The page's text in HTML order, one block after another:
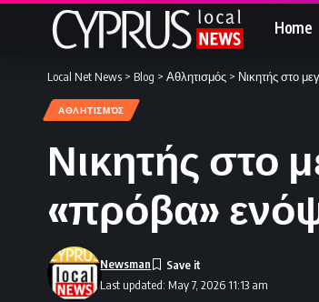
Home
Local Net News > Blog > Αθλητισμός > Νικητής στο
ΑΘΛΗΤΙΣΜΌΣ
Νικητής στο
«πρόβα»
Last updated: May 7, 2026 11:13 am
Newsman